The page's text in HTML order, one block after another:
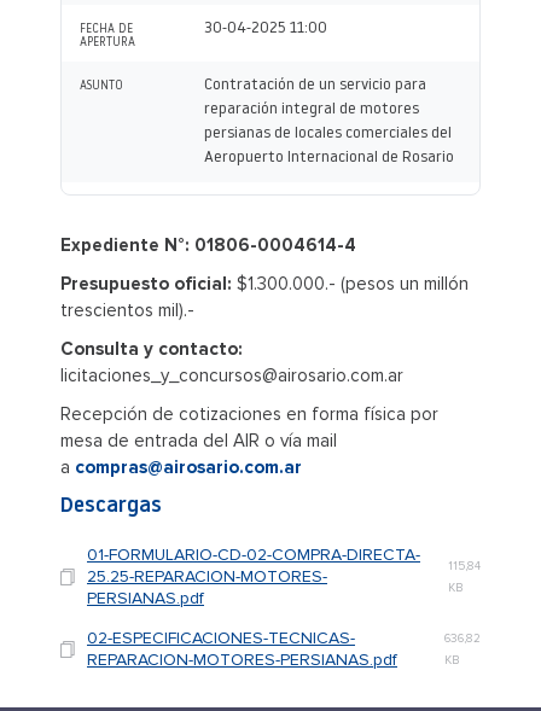
FECHA DE
APERTURA
30-04-2025 11:00
ASUNTO
Contratación de un servicio para
reparación integral de motores
persianas de locales comerciales del
Aeropuerto Internacional de Rosario
Expediente N°: 01806-0004614-4
Presupuesto oficial: $1.300.000.- (pesos un millón
trescientos mil).-
Consulta y contacto:
licitaciones_y_concursos@airosario.com.ar
Recepción de cotizaciones en forma física por
mesa de entrada del AIR o vía mail
a compras@airosario.com.ar
Descargas
01-FORMULARIO-CD-02-COMPRA-DIRECTA-
25.25-REPARACION-MOTORES-
PERSIANAS.pdf
115,84
KB
02-ESPECIFICACIONES-TECNICAS-
REPARACION-MOTORES-PERSIANAS.pdf
636,82
KB